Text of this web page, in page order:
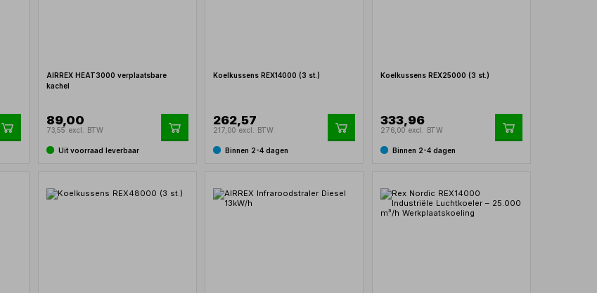
AIRREX HEAT3000 verplaatsbare
kachel
89,00
73,55 excl. BTW
Uit voorraad leverbaar
Koelkussens REX14000 (3 st.)
262,57
217,00 excl. BTW
Binnen 2-4 dagen
Koelkussens REX25000 (3 st.)
333,96
276,00 excl. BTW
Binnen 2-4 dagen